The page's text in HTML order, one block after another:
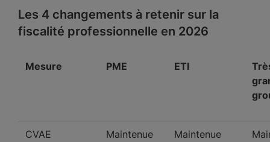
Les 4 changements à retenir sur la
fiscalité professionnelle en 2026
Mesure PME ETI
CVAE
Maintenue
Maintenue